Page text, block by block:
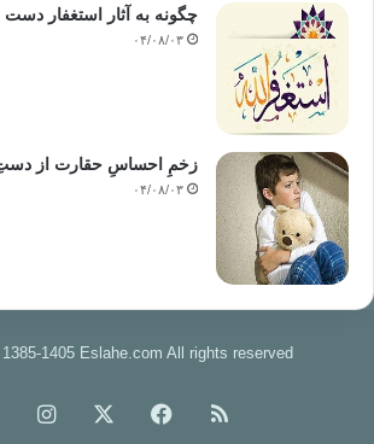
چگونه به آثار استغفار دست
۰۴/۰۸/۰۳
زخمِ احساسِ حقارت از دستِ
۰۴/۰۸/۰۳
1405 Eslahe.com All rights reserved
خوراک فیس